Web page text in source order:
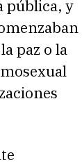
pública, y
paz o la